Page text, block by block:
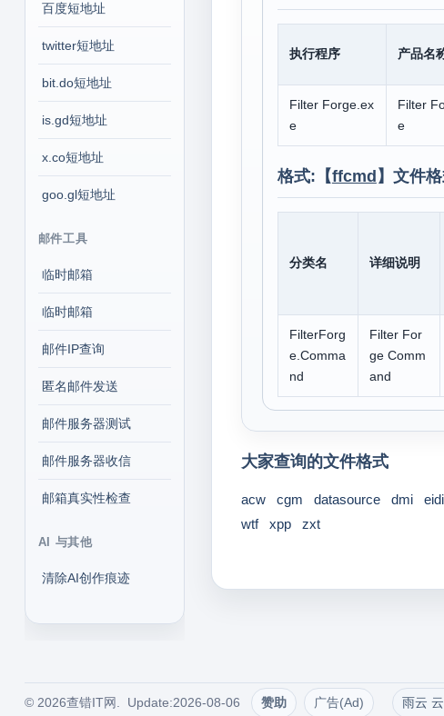
百度短地址
twitter短地址
bit.do短地址
is.gd短地址
x.co短地址
goo.gl短地址
邮件工具
临时邮箱
临时邮箱
邮件IP查询
匿名邮件发送
邮件服务器测试
邮件服务器收信
邮箱真实性检查
AI 与其他
清除AI创作痕迹
执行程序 产品名
Filter Forge.ex
e
Filter
e
格式:【ffcmd 】文件
分类名 详细说明
FilterForg
e.Comma
nd
Filter For
ge Comm
and
大家查询的文件格式
acw cgm datasource dmi eidi
wtf
xpp zxt
© 2026查错IT网. Update:2026-08-06 赞助 广告(Ad) 雨云